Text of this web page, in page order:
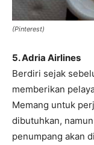
(Pinterest)
5. Adria Airlines
Berdiri sejak
memberikan
Memang untuk
dibutuhkan,
penumpang akan